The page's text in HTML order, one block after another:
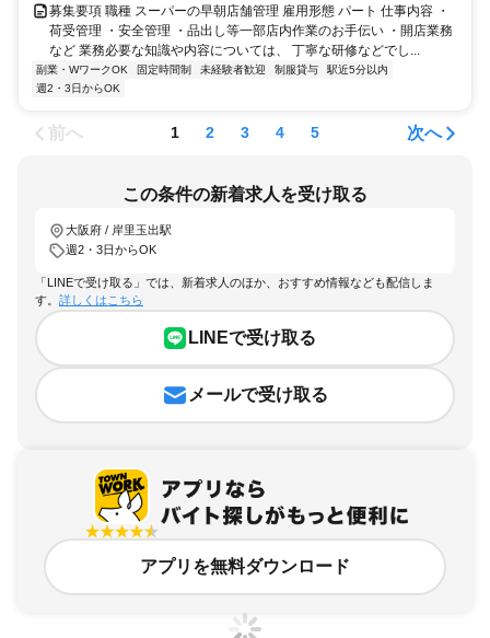
募集要項 職種 スーパーの早朝店舗管理 雇用形態 パート 仕事内容 ・
荷受管理 ・安全管理 ・品出し等一部店内作業のお手伝い ・開店業務
など 業務必要な知識や内容については、 丁寧な研修などでし...
副業・WワークOK 固定時間制 未経験者歓迎 制服貸与
駅近5分以内
週2・3日からOK
前へ 1 2 3 4 5 次へ
この条件の新着求人を受け取る
大阪府 / 岸里玉出駅
週2・3日からOK
「LINEで受け取る」では、新着求人のほか、おすすめ情報なども配信しま
す。 詳しくはこちら
LINEで受け取る
メールで受け取る
アプリを無料ダウンロード